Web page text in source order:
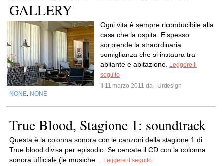
GALLERY
Ogni vita è sempre riconducibile alla
casa che la ospita. E spesso
sorprende la straordinaria
somiglianza che si instaura tra
abitante e abitazione.
Leggere il
seguito
Il 11 marzo 2011 da
Urdesign
NONE NONE
True Blood, Stagione 1: soundtrack
Questa è la colonna sonora con le canzoni della stagione 1 di
True blood divisa per episodio. Se cercate il CD con la colonna
sonora ufficiale (le musiche...
Leggere il seguito